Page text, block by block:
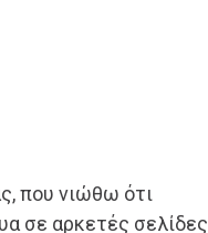
που νιώθω ότι
σε αρκετές σελίδες